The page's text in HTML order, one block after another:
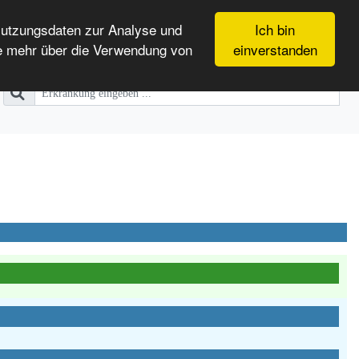
Ich bin
einverstanden
zur Analyse und
über die Verwendung von